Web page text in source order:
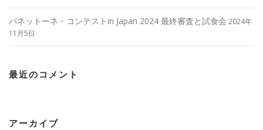
パネットーネ・コンテストin Japan 2024 最終審査と試食会 2024年
11月5日
最近のコメント
アーカイブ